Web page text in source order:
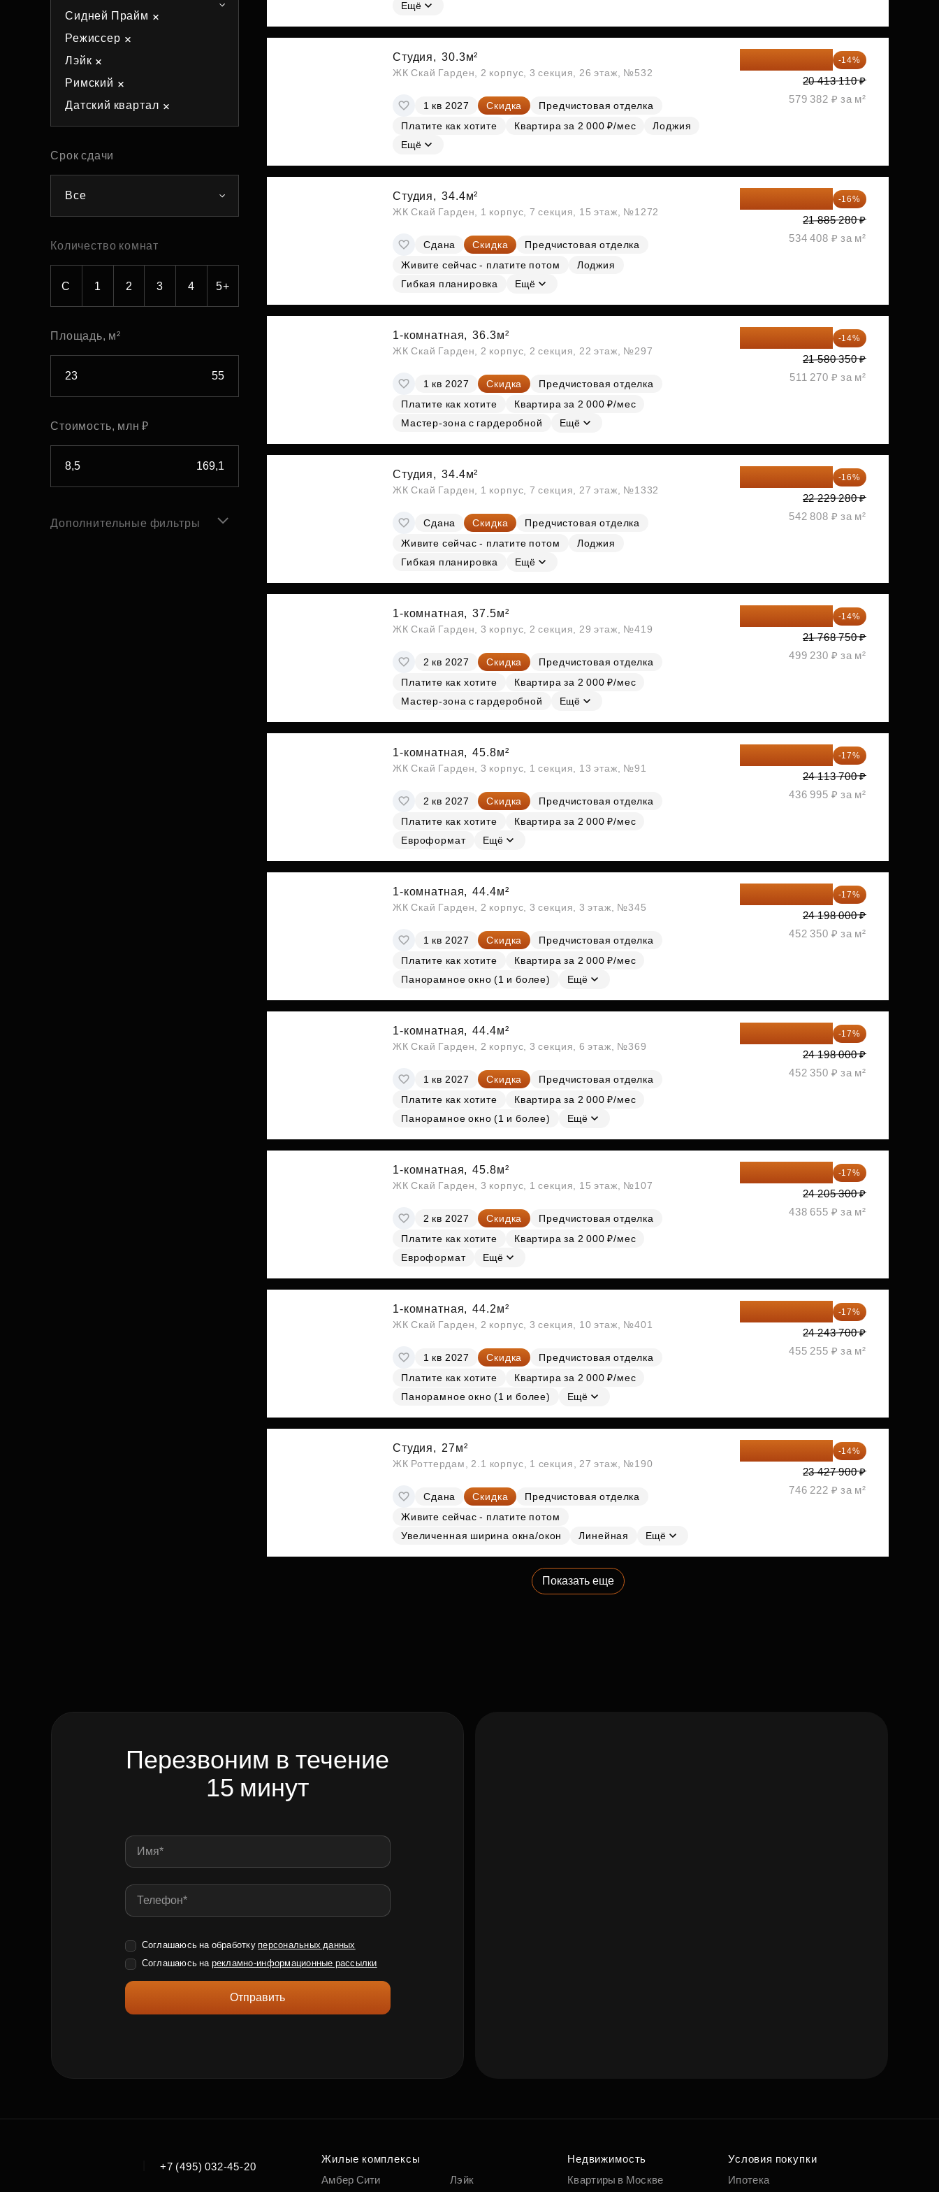
Рефинансирование
Субсидии
Сидней Прайм
Режиссер
Лэйк
Римский
Датский квартал
Срок сдачи
Все
Количество комнат
С 1 2 3 4 5+
Площадь, м²
Стоимость, млн ₽
Дополнительные фильтры
Ещё
Студия, 30.3м²
ЖК Скай Гарден, 2 корпус, 3 секция, 26 этаж, №532
1 кв 2027 Скидка
Предчистовая отделка
Платите как хотите
Квартира за 2 000 ₽/мес
Лоджия
Ещё
-14%
20 413 110 ₽
579 382 ₽ за м²
Студия, 34.4м²
ЖК Скай Гарден, 1 корпус, 7 секция, 15 этаж, №1272
Сдана Скидка
Предчистовая отделка
Живите сейчас - платите потом
Лоджия
Гибкая планировка
Ещё
-16%
21 885 280 ₽
534 408 ₽ за м²
1-комнатная, 36.3м²
ЖК Скай Гарден, 2 корпус, 2 секция, 22 этаж, №297
1 кв 2027 Скидка
Предчистовая отделка
Платите как хотите
Квартира за 2 000 ₽/мес
Мастер-зона с гардеробной
Ещё
-14%
21 580 350 ₽
511 270 ₽ за м²
Студия, 34.4м²
ЖК Скай Гарден, 1 корпус, 7 секция, 27 этаж, №1332
Сдана Скидка
Предчистовая отделка
Живите сейчас - платите потом
Лоджия
Гибкая планировка
Ещё
-16%
22 229 280 ₽
542 808 ₽ за м²
1-комнатная, 37.5м²
ЖК Скай Гарден, 3 корпус, 2 секция, 29 этаж, №419
2 кв 2027 Скидка
Предчистовая отделка
Платите как хотите
Квартира за 2 000 ₽/мес
Мастер-зона с гардеробной
Ещё
-14%
21 768 750 ₽
499 230 ₽ за м²
1-комнатная, 45.8м²
ЖК Скай Гарден, 3 корпус, 1 секция, 13 этаж, №91
2 кв 2027 Скидка
Предчистовая отделка
Платите как хотите
Квартира за 2 000 ₽/мес
Евроформат
Ещё
-17%
24 113 700 ₽
436 995 ₽ за м²
1-комнатная, 44.4м²
ЖК Скай Гарден, 2 корпус, 3 секция, 3 этаж, №345
1 кв 2027 Скидка
Предчистовая отделка
Платите как хотите
Квартира за 2 000 ₽/мес
Панорамное окно (1 и более)
Ещё
-17%
24 198 000 ₽
452 350 ₽ за м²
1-комнатная, 44.4м²
ЖК Скай Гарден, 2 корпус, 3 секция, 6 этаж, №369
1 кв 2027 Скидка
Предчистовая отделка
Платите как хотите
Квартира за 2 000 ₽/мес
Панорамное окно (1 и более)
Ещё
-17%
24 198 000 ₽
452 350 ₽ за м²
1-комнатная, 45.8м²
ЖК Скай Гарден, 3 корпус, 1 секция, 15 этаж, №107
2 кв 2027 Скидка
Предчистовая отделка
Платите как хотите
Квартира за 2 000 ₽/мес
Евроформат
Ещё
-17%
24 205 300 ₽
438 655 ₽ за м²
1-комнатная, 44.2м²
ЖК Скай Гарден, 2 корпус, 3 секция, 10 этаж, №401
1 кв 2027 Скидка
Предчистовая отделка
Платите как хотите
Квартира за 2 000 ₽/мес
Панорамное окно (1 и более)
Ещё
-17%
24 243 700 ₽
455 255 ₽ за м²
Студия, 27м²
ЖК Роттердам, 2.1 корпус, 1 секция, 27 этаж, №190
Сдана Скидка
Предчистовая отделка
Живите сейчас - платите потом
Увеличенная ширина окна/окон
Линейная Ещё
-14%
23 427 900 ₽
746 222 ₽ за м²
Показать еще
Перезвоним в течение
15 минут
Соглашаюсь на обработку персональных данных
Соглашаюсь на рекламно-информационные рассылки
Отправить
+7 (495) 032-45-20
Жилые комплексы
Амбер Сити
Лэйк
Недвижимость
Квартиры в Москве
Условия покупки
Ипотека